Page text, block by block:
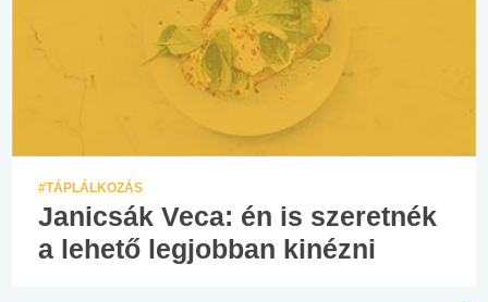
#TÁPLÁLKOZÁS
Janicsák Veca: én is szeretnék
a lehető legjobban kinézni